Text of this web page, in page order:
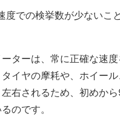
度での検挙数が少ないこ
ターは、常に正確な速
イヤの摩耗や、ホイー
右されるため、初めか
のです。